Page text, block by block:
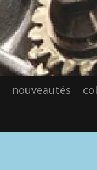
nouveautés